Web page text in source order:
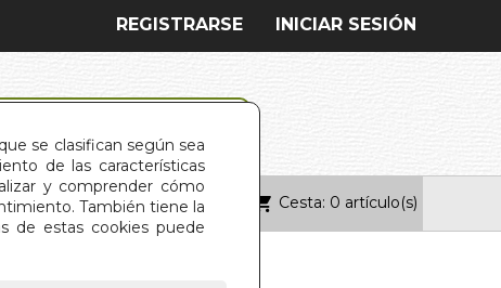
se clasifican según sea
de las características
y comprender cómo
También tiene la
de estas cookies puede
INICIAR SESIÓN
REGISTRARSE
Cesta: 0 artículo(s)